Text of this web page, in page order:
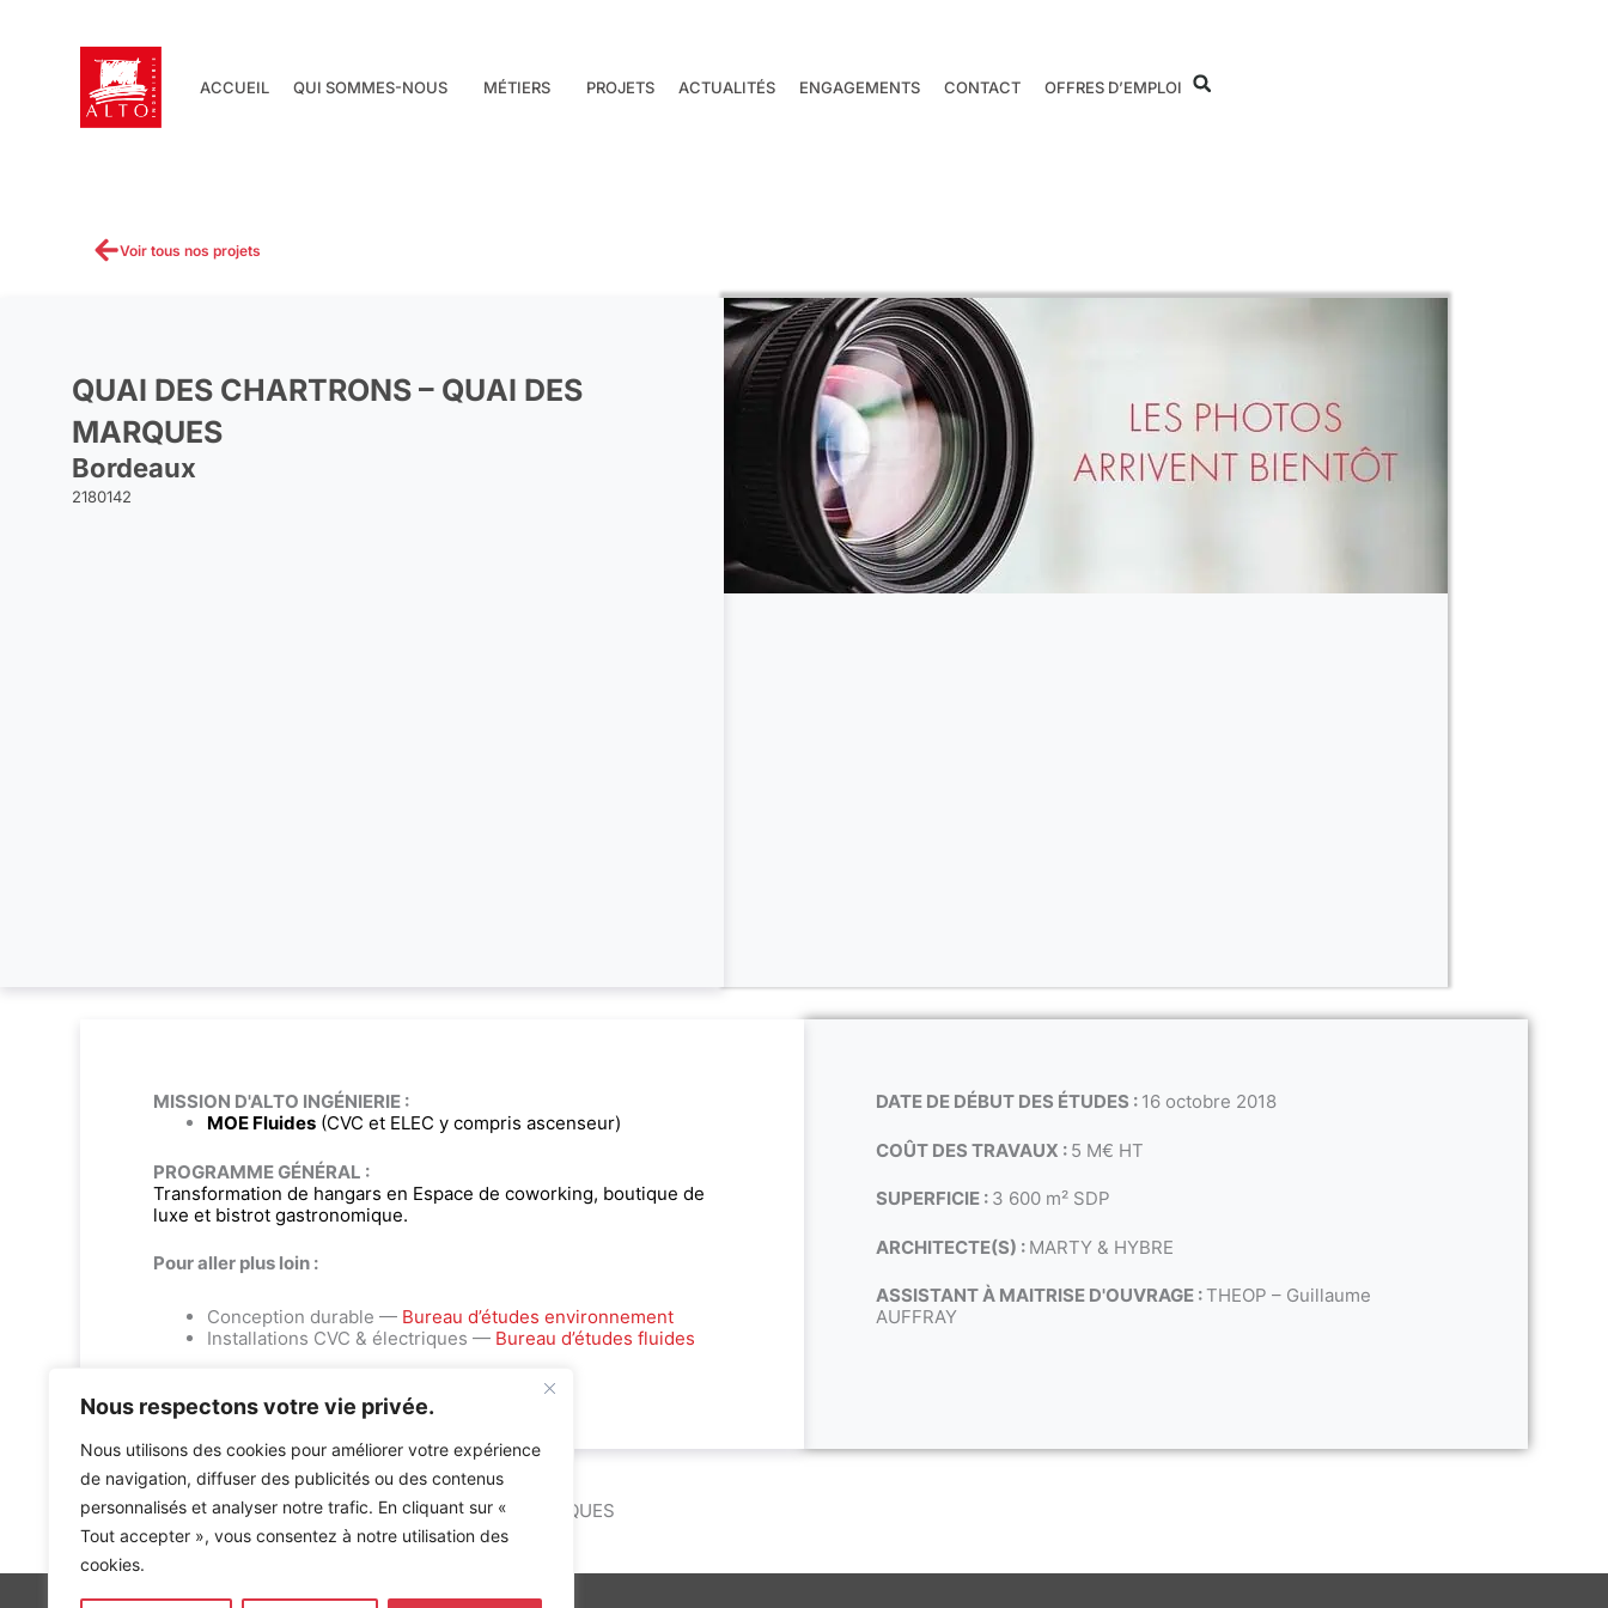
Nous respectons votre vie privée.
Nous utilisons des cookies pour améliorer votre expérience
de navigation, diffuser des publicités ou des contenus
personnalisés et analyser notre trafic. En cliquant sur «
Tout accepter », vous consentez à notre utilisation des
cookies.
ACCUEIL QUI SOMMES-NOUS MÉTIERS PROJETS ACTUALITÉS ENGAGEMENTS CONTACT OFFRES D’EMPLOI
Voir tous nos projets
QUAI DES CHARTRONS – QUAI DES
MARQUES
Bordeaux
2180142
DATE DE DÉBUT DES ÉTUDES : 16 octobre 2018
COÛT DES TRAVAUX : 5 M€ HT
SUPERFICIE : 3 600 m² SDP
ARCHITECTE(S) : MARTY & HYBRE
ASSISTANT À MAITRISE D'OUVRAGE :THEOP – Guillaume
AUFFRAY
MISSION D'ALTO INGÉNIERIE :
MOE Fluides(CVC et ELEC y compris ascenseur)
PROGRAMME GÉNÉRAL :
Transformation de hangars en Espace de coworking, boutique de
luxe et bistrot gastronomique.
Pour aller plus loin :
Conception durable — Bureau d’études environnement
Installations CVC & électriques — Bureau d’études fluides
Accueil»Références»Quai des Chartrons – QUAI DES MARQUES